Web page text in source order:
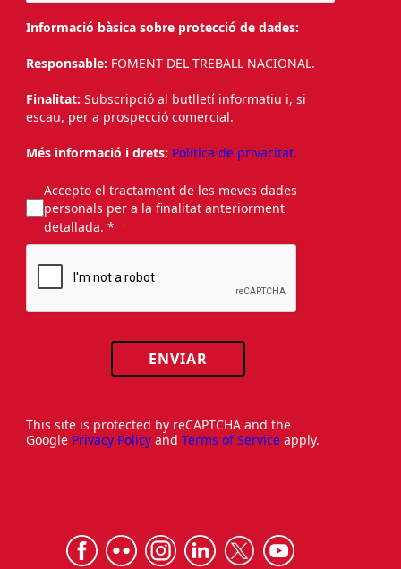
Informació bàsica sobre protecció de dades:
Responsable: FOMENT DEL TREBALL NACIONAL.
Finalitat: Subscripció al butlletí informatiu i, si
escau, per a prospecció comercial.
Més informació i drets: Política de privacitat.
Accepto el tractament de les meves dades
personals per a la finalitat anteriorment
detallada. *
ENVIAR
This site is protected by reCAPTCHA and the
Google Privacy Policy and Terms of Service apply.